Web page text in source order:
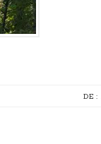
DE :